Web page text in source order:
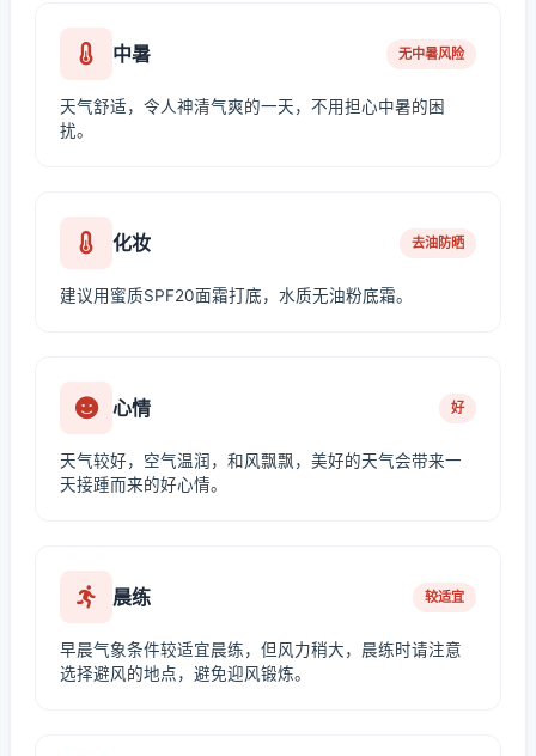
中暑 无中暑风险
天气舒适，令人神清气爽的一天，不用担心中暑的困
扰。
化妆 去油防晒
建议用蜜质SPF20面霜打底，水质无油粉底霜。
心情 好
天气较好，空气温润，和风飘飘，美好的天气会带来一
天接踵而来的好心情。
晨练 较适宜
早晨气象条件较适宜晨练，但风力稍大，晨练时请注意
选择避风的地点，避免迎风锻炼。